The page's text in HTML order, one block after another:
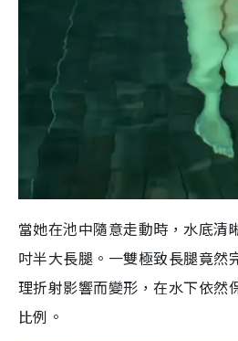
當她在池中隨意走動時，水底清
吋半大長腿。一雙極致長腿竟然
理折射影響而變形，在水下依然
比例。